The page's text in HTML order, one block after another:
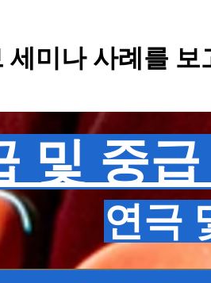
세미나 사례를
및 중
연극